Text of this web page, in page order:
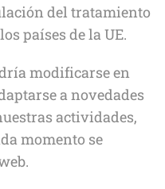
del tratamiento
países de la UE.
modificarse en
a novedades
actividades,
momento se